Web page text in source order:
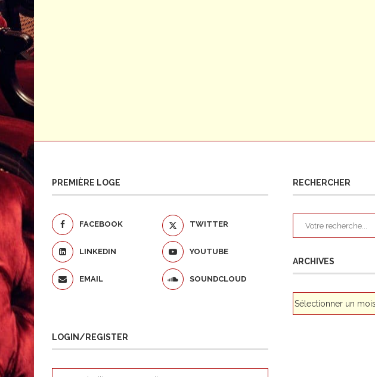
PREMIÈRE LOGE
FACEBOOK TWITTER
LINKEDIN YOUTUBE
EMAIL SOUNDCLOUD
LOGIN/REGISTER
RECHERCHER
ARCHIVES